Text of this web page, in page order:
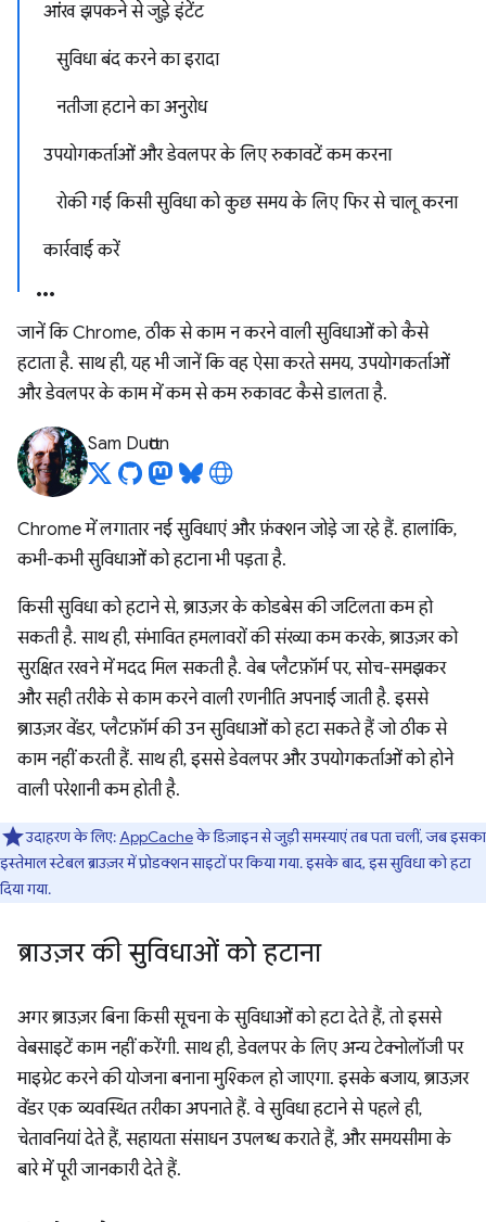
आंख झपकने से जुड़े इंटेंट
सुविधा बंद करने का इरादा
नतीजा हटाने का अनुरोध
उपयोगकर्ताओं और डेवलपर के लिए रुकावटें कम करना
रोकी गई किसी सुविधा को कुछ समय के लिए फिर से चालू करना
कार्रवाई करें
जानें कि Chrome, ठीक से काम न करने वाली सुविधाओं को कैसे
हटाता है. साथ ही, यह भी जानें कि वह ऐसा करते समय, उपयोगकर्ताओं
और डेवलपर के काम में कम से कम रुकावट कैसे डालता है.
Sam Dutton
Chrome में लगातार नई सुविधाएं और फ़ंक्शन जोड़े जा रहे हैं. हालांकि,
कभी-कभी सुविधाओं को हटाना भी पड़ता है.
किसी सुविधा को हटाने से, ब्राउज़र के कोडबेस की जटिलता कम हो
सकती है. साथ ही, संभावित हमलावरों की संख्या कम करके, ब्राउज़र को
सुरक्षित रखने में मदद मिल सकती है. वेब प्लैटफ़ॉर्म पर, सोच-समझकर
और सही तरीके से काम करने वाली रणनीति अपनाई जाती है. इससे
ब्राउज़र वेंडर, प्लैटफ़ॉर्म की उन सुविधाओं को हटा सकते हैं जो ठीक से
काम नहीं करती हैं. साथ ही, इससे डेवलपर और उपयोगकर्ताओं को होने
वाली परेशानी कम होती है.
उदाहरण के लिए:AppCacheके डिज़ाइन से जुड़ी समस्याएं तब पता चलीं, जब इसका
इस्तेमाल स्टेबल ब्राउज़र में प्रोडक्शन साइटों पर किया गया. इसके बाद, इस सुविधा को हटा
दिया गया.
ब्राउज़र की सुविधाओं को हटाना
अगर ब्राउज़र बिना किसी सूचना के सुविधाओं को हटा देते हैं, तो इससे
वेबसाइटें काम नहीं करेंगी. साथ ही, डेवलपर के लिए अन्य टेक्नोलॉजी पर
माइग्रेट करने की योजना बनाना मुश्किल हो जाएगा. इसके बजाय, ब्राउज़र
वेंडर एक व्यवस्थित तरीका अपनाते हैं. वे सुविधा हटाने से पहले ही,
चेतावनियां देते हैं, सहायता संसाधन उपलब्ध कराते हैं, और समयसीमा के
बारे में पूरी जानकारी देते हैं.